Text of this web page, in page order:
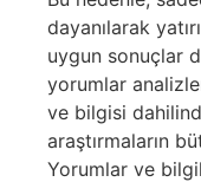
dayanılarak
uygun sonuçlar
yorumlar
ve bilgisi
araştırmaların
Yorumlar ve